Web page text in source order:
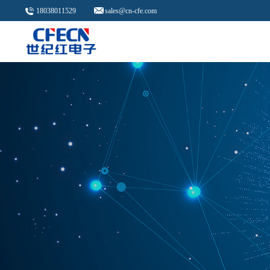
18038011529 sales@cn-cfe.com